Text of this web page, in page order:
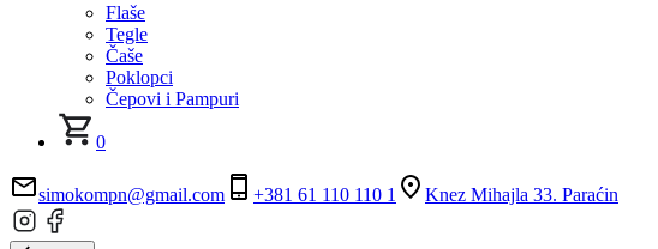
Flaše
Tegle
Čaše
Poklopci
Čepovi i Pampuri
0
simokompn@gmail.com +381 61 110 110 1 Knez Mihajla 33. Paraćin